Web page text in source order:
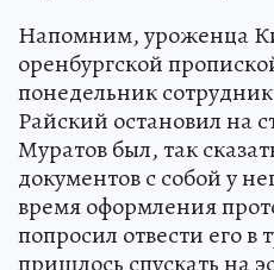
Напомним, уроженца
оренбургской
понедельник
Райский остановил на
Муратов был, так
документов с собой у
время оформления
попросил отвести его в
пришлось спускать на